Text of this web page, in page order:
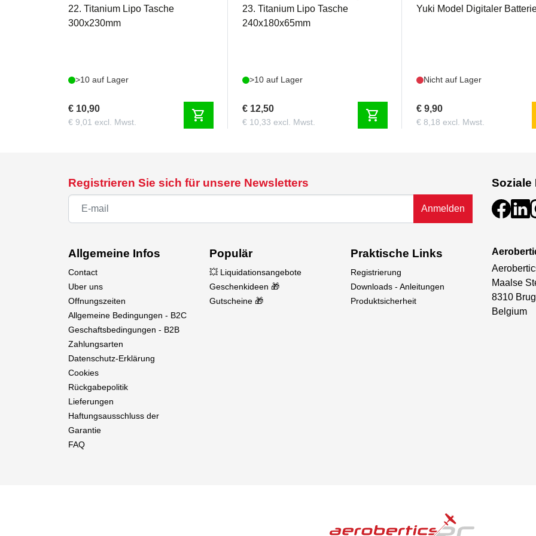
22. Titanium Lipo Tasche
300x230mm
>10 auf Lager
€ 10,90
€ 9,01 excl. Mwst. shopping_cart
23. Titanium Lipo Tasche
240x180x65mm
>10 auf Lager
€ 12,50
€ 10,33 excl. Mwst. shopping_cart
Yuki Model Digitaler
Nicht auf Lager
€ 9,90
€ 8,18 excl. Mwst.
Registrieren Sie sich für unsere Newsletters
Anmelden
Soziale
Allgemeine Infos
Contact
Uber uns
Offnungszeiten
Allgemeine Bedingungen - B2C
Geschaftsbedingungen - B2B
Zahlungsarten
Datenschutz-Erklärung
Cookies
Rückgabepolitik
Lieferungen
Haftungsausschluss der
Garantie
FAQ
Populär
💥 Liquidationsangebote
Geschenkideen 🎁
Gutscheine 🎁
Praktische Links
Registrierung
Downloads - Anleitungen
Produktsicherheit
Maalse
8310
Belgium